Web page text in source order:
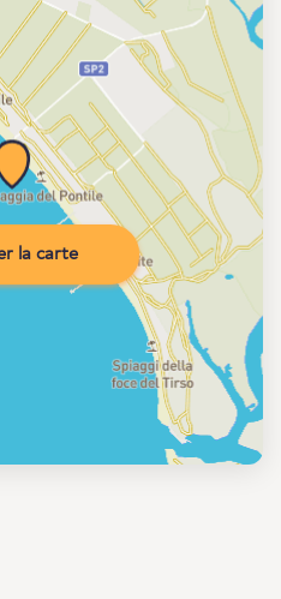
la carte